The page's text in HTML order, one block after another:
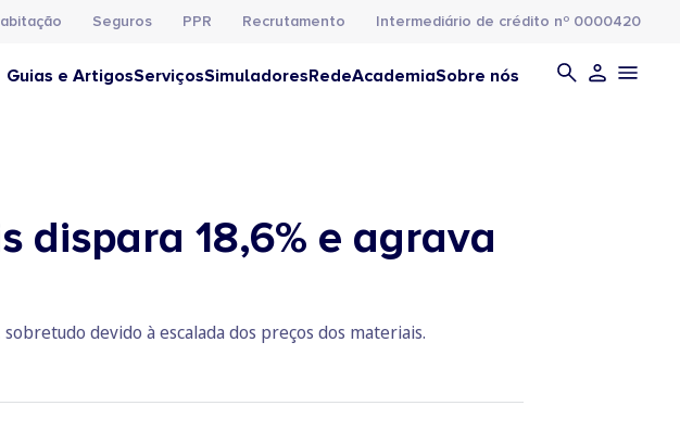
Seguros PPR Recrutamento Intermediário de crédito nº 0000420
Guias e ArtigosServiçosSimuladoresRedeAcademiaSobre nós
dispara 18,6% e agrava
devido à escalada dos preços dos materiais.